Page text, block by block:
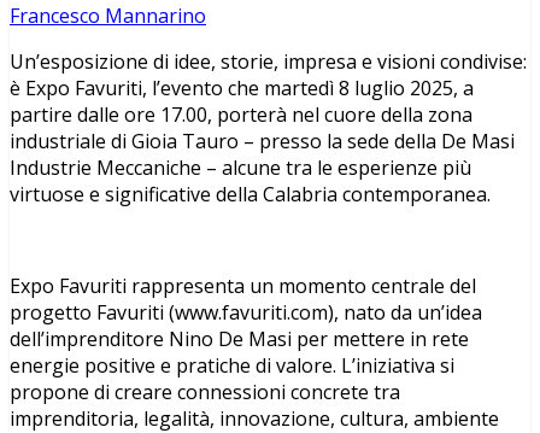
Francesco Mannarino
Un’esposizione di idee, storie, impresa e visioni condivise:
è Expo Favuriti, l’evento che martedì 8 luglio 2025, a
partire dalle ore 17.00, porterà nel cuore della zona
industriale di Gioia Tauro – presso la sede della De Masi
Industrie Meccaniche – alcune tra le esperienze più
virtuose e significative della Calabria contemporanea.
Expo Favuriti rappresenta un momento centrale del
progetto Favuriti (www.favuriti.com), nato da un’idea
dell’imprenditore Nino De Masi per mettere in rete
energie positive e pratiche di valore. L’iniziativa si
propone di creare connessioni concrete tra
imprenditoria, legalità, innovazione, cultura, ambiente